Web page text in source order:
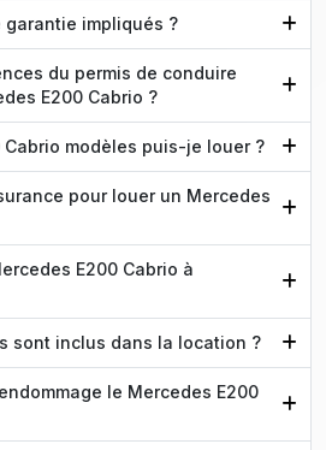
impliqués ?
du permis de conduire
E200 Cabrio ?
Cabrio modèles puis-je louer ?
pour louer un Mercedes
E200 Cabrio à
sont inclus dans la location ?
le Mercedes E200